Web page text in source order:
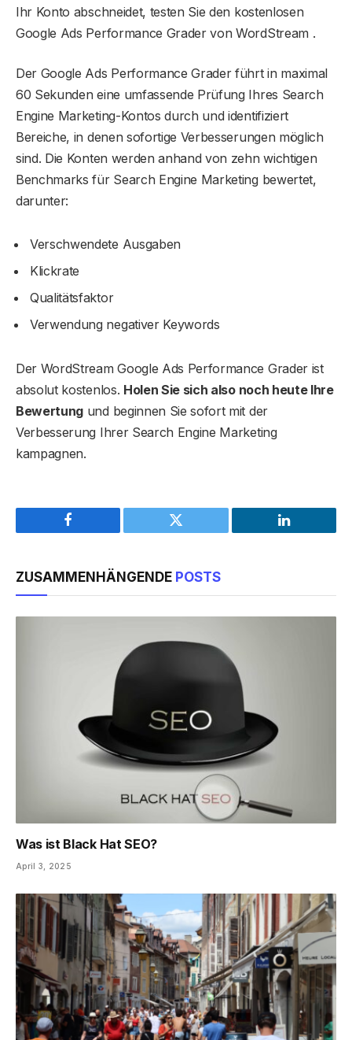
Ihr Konto abschneidet, testen Sie den kostenlosen
Google Ads Performance Grader von WordStream .
Der Google Ads Performance Grader führt in maximal
60 Sekunden eine umfassende Prüfung Ihres Search
Engine Marketing-Kontos durch und identifiziert
Bereiche, in denen sofortige Verbesserungen möglich
sind. Die Konten werden anhand von zehn wichtigen
Benchmarks für Search Engine Marketing bewertet,
darunter:
Verschwendete Ausgaben
Klickrate
Qualitätsfaktor
Verwendung negativer Keywords
Der WordStream Google Ads Performance Grader ist
absolut kostenlos. Holen Sie sich also noch heute Ihre
Bewertung und beginnen Sie sofort mit der
Verbesserung Ihrer Search Engine Marketing
kampagnen.
Facebook Twitter LinkedIn
ZUSAMMENHÄNGENDE POSTS
Was ist Black Hat SEO?
April 3, 2025